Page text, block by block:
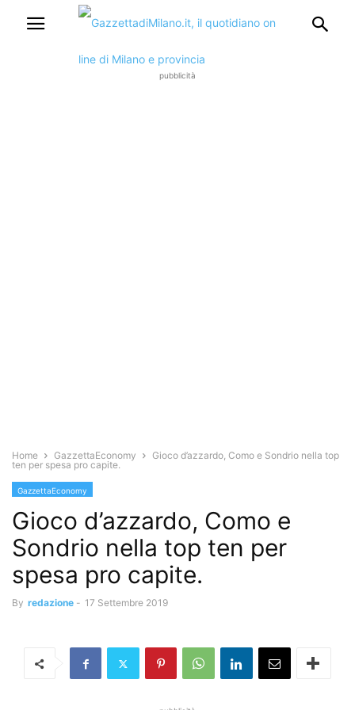
pubblicità
Home GazzettaEconomy
Gioco d’azzardo, Como e Sondrio nella top
ten per spesa pro capite.
GazzettaEconomy
Gioco d’azzardo, Como e
Sondrio nella top ten per
spesa pro capite.
By redazione - 17 Settembre 2019